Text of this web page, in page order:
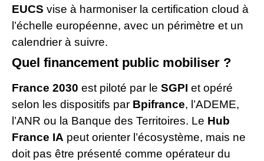
EUCS vise à harmoniser la certification cloud à
l’échelle européenne, avec un périmètre et un
calendrier à suivre.
Quel financement public mobiliser ?
France 2030 est piloté par le SGPI et opéré
selon les dispositifs par Bpifrance, l’ADEME,
l’ANR ou la Banque des Territoires. Le Hub
France IA peut orienter l’écosystème, mais ne
doit pas être présenté comme opérateur du